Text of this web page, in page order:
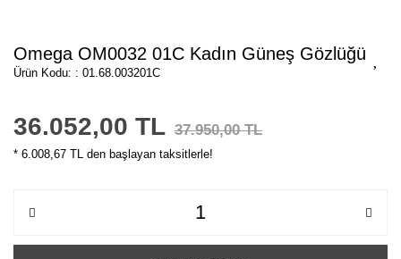
Omega OM0032 01C Kadın Güneş Gözlüğü
Ürün Kodu: : 01.68.003201C
36.052,00 TL 37.950,00 TL
* 6.008,67 TL den başlayan taksitlerle!